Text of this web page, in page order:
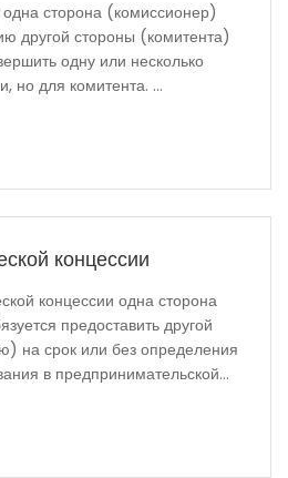
сторона (комиссионер)
другой стороны (комитента)
одну или несколько
но для комитента. ...
концессии
концессии одна сторона
предоставить другой
на срок или без определения
в предпринимательской...